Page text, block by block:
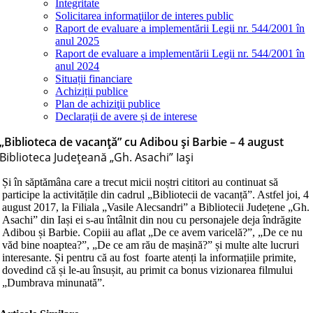
Integritate
Solicitarea informaţiilor de interes public
Raport de evaluare a implementării Legii nr. 544/2001 în
anul 2025
Raport de evaluare a implementării Legii nr. 544/2001 în
anul 2024
Situații financiare
Achiziții publice
Plan de achiziţii publice
Declarații de avere și de interese
„Biblioteca de vacanță” cu Adibou și Barbie – 4 august
Biblioteca Judeţeană „Gh. Asachi” Iaşi
Și în săptămâna care a trecut micii noștri cititori au continuat să
participe la activitățile din cadrul „Bibliotecii de vacanță”. Astfel joi, 4
august 2017, la Filiala „Vasile Alecsandri” a Bibliotecii Județene „Gh.
Asachi” din Iași ei s-au întâlnit din nou cu personajele deja îndrăgite
Adibou și Barbie. Copiii au aflat „De ce avem varicelă?”, „De ce nu
văd bine noaptea?”, „De ce am rău de mașină?” și multe alte lucruri
interesante. Și pentru că au fost foarte atenți la informațiile primite,
dovedind că și le-au însușit, au primit ca bonus vizionarea filmului
„Dumbrava minunată”.